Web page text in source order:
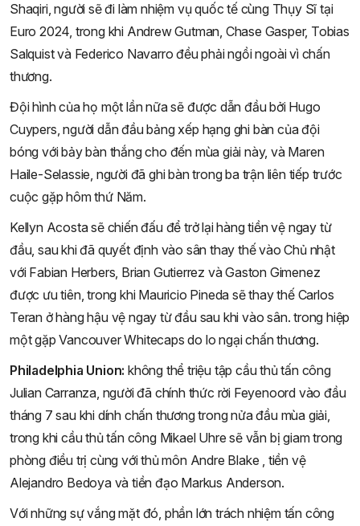
Shaqiri, người sẽ đi làm nhiệm vụ quốc tế cùng Thụy Sĩ tại
Euro 2024, trong khi Andrew Gutman, Chase Gasper, Tobias
Salquist và Federico Navarro đều phải ngồi ngoài vì chấn
thương.
Đội hình của họ một lần nữa sẽ được dẫn đầu bởi Hugo
Cuypers, người dẫn đầu bảng xếp hạng ghi bàn của đội
bóng với bảy bàn thắng cho đến mùa giải này, và Maren
Haile-Selassie, người đã ghi bàn trong ba trận liên tiếp trước
cuộc gặp hôm thứ Năm.
Kellyn Acosta sẽ chiến đấu để trở lại hàng tiền vệ ngay từ
đầu, sau khi đã quyết định vào sân thay thế vào Chủ nhật
với Fabian Herbers, Brian Gutierrez và Gaston Gimenez
được ưu tiên, trong khi Mauricio Pineda sẽ thay thế Carlos
Teran ở hàng hậu vệ ngay từ đầu sau khi vào sân. trong hiệp
một gặp Vancouver Whitecaps do lo ngại chấn thương.
Philadelphia Union: không thể triệu tập cầu thủ tấn công
Julian Carranza, người đã chính thức rời Feyenoord vào đầu
tháng 7 sau khi dính chấn thương trong nửa đầu mùa giải,
trong khi cầu thủ tấn công Mikael Uhre sẽ vẫn bị giam trong
phòng điều trị cùng với thủ môn Andre Blake , tiền vệ
Alejandro Bedoya và tiền đạo Markus Anderson.
Với những sự vắng mặt đó, phần lớn trách nhiệm tấn công